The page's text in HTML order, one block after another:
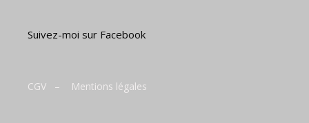
Suivez-moi sur Facebook
CGV – Mentions légales